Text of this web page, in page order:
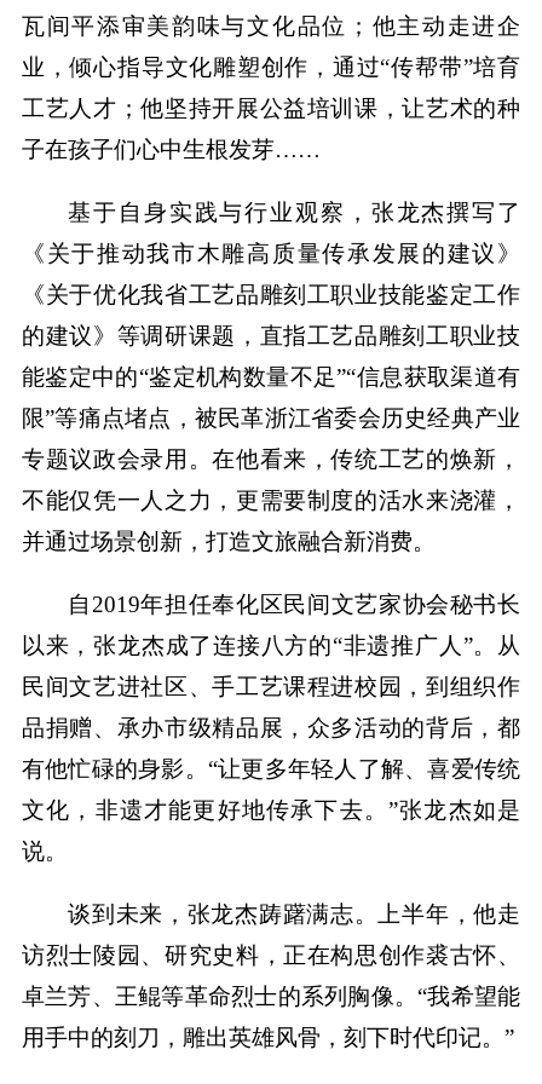
瓦间平添审美韵味与文化品位；他主动走进企
业，倾心指导文化雕塑创作，通过“传帮带”培育
工艺人才；他坚持开展公益培训课，让艺术的种
子在孩子们心中生根发芽……
基于自身实践与行业观察，张龙杰撰写了
《关于推动我市木雕高质量传承发展的建议》
《关于优化我省工艺品雕刻工职业技能鉴定工作
的建议》等调研课题，直指工艺品雕刻工职业技
能鉴定中的“鉴定机构数量不足”“信息获取渠道有
限”等痛点堵点，被民革浙江省委会历史经典产业
专题议政会录用。在他看来，传统工艺的焕新，
不能仅凭一人之力，更需要制度的活水来浇灌，
并通过场景创新，打造文旅融合新消费。
自2019年担任奉化区民间文艺家协会秘书长
以来，张龙杰成了连接八方的“非遗推广人”。从
民间文艺进社区、手工艺课程进校园，到组织作
品捐赠、承办市级精品展，众多活动的背后，都
有他忙碌的身影。“让更多年轻人了解、喜爱传统
文化，非遗才能更好地传承下去。”张龙杰如是
说。
谈到未来，张龙杰踌躇满志。上半年，他走
访烈士陵园、研究史料，正在构思创作裘古怀、
卓兰芳、王鲲等革命烈士的系列胸像。“我希望能
用手中的刻刀，雕出英雄风骨，刻下时代印记。”